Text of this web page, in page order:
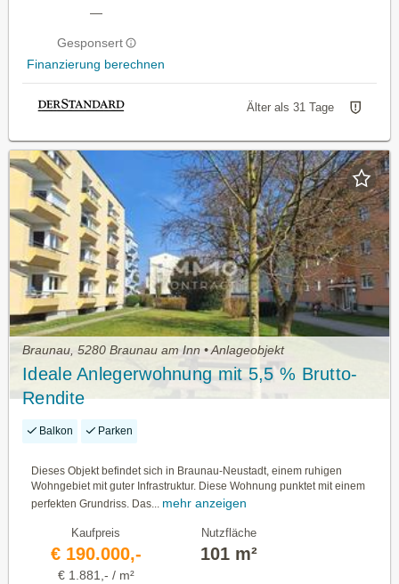
—
Gesponsert
Finanzierung berechnen
Älter als 31 Tage
Braunau, 5280 Braunau am Inn • Anlageobjekt
Ideale Anlegerwohnung mit 5,5 % Brutto-
Rendite
Balkon Parken
Dieses Objekt befindet sich in Braunau-Neustadt, einem ruhigen
Wohngebiet mit guter Infrastruktur. Diese Wohnung punktet mit einem
perfekten Grundriss. Das... mehr anzeigen
Kaufpreis
€ 190.000,-
€ 1.881,- / m²
Nutzfläche
101 m²